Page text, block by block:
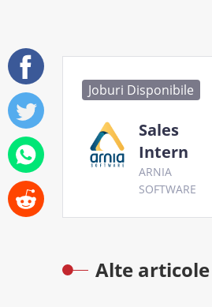
Joburi Disponibile
Sales
Intern
ARNIA
SOFTWARE
Alte articole